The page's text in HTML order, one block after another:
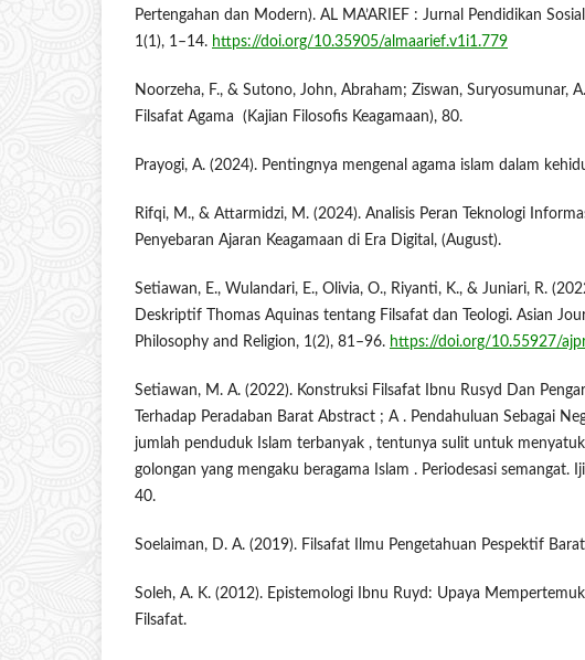
Pertengahan dan Modern). AL MA’ARIEF : Jurnal Pendidikan
1(1), 1–14. https://doi.org/10.35905/almaarief.v1i1.779
Noorzeha, F., & Sutono, John, Abraham; Ziswan, Suryosumunar,
Filsafat Agama ­ (Kajian Filosofis Keagamaan), 80.
Prayogi, A. (2024). Pentingnya mengenal agama islam dalam
Rifqi, M., & Attarmidzi, M. (2024). Analisis Peran Teknologi
Penyebaran Ajaran Keagamaan di Era Digital, (August).
Setiawan, E., Wulandari, E., Olivia, O., Riyanti, K., & Juniari, R.
Deskriptif Thomas Aquinas tentang Filsafat dan Teologi. Asian
Philosophy and Religion, 1(2), 81–96. https://doi.org/10.55927/
Setiawan, M. A. (2022). Konstruksi Filsafat Ibnu Rusyd Dan
Terhadap Peradaban Barat Abstract ; A . Pendahuluan Sebagai
jumlah penduduk Islam terbanyak , tentunya sulit untuk
golongan yang mengaku beragama Islam . Periodesasi semangat.
40.
Soelaiman, D. A. (2019). Filsafat Ilmu Pengetahuan Pespektif
Soleh, A. K. (2012). Epistemologi Ibnu Ruyd: Upaya
Filsafat.